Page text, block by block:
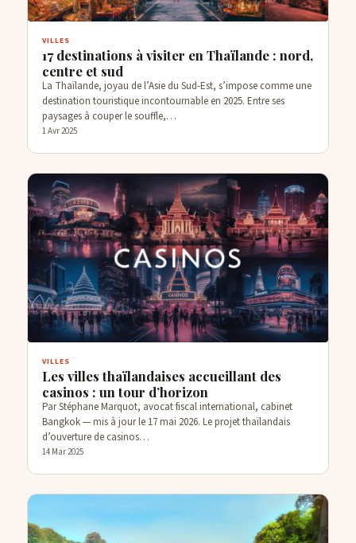
VILLES
17 destinations à visiter en Thaïlande : nord,
centre et sud
La Thaïlande, joyau de l’Asie du Sud-Est, s’impose comme une
destination touristique incontournable en 2025. Entre ses
paysages à couper le souffle,…
1 Avr 2025
VILLES
Les villes thaïlandaises accueillant des
casinos : un tour d’horizon
Par Stéphane Marquot, avocat fiscal international, cabinet
Bangkok — mis à jour le 17 mai 2026. Le projet thaïlandais
d’ouverture de casinos…
14 Mar 2025